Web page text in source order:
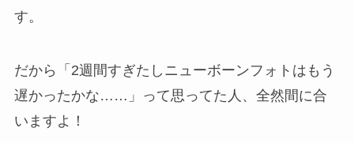
す。
だから「2週間すぎたしニューボーンフォトはもう
遅かったかな……」って思ってた人、全然間に合
いますよ！